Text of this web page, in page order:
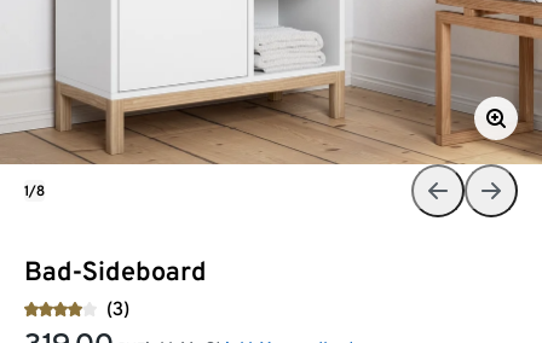
Bad-Sideboard
(3)
1/8